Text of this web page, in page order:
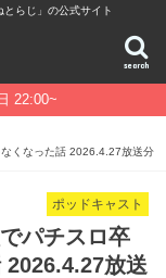
らじ」の公式サイト
search
22:00~
くなった話 2026.4.27放送分
ポッドキャスト
パチスロ卒
放送